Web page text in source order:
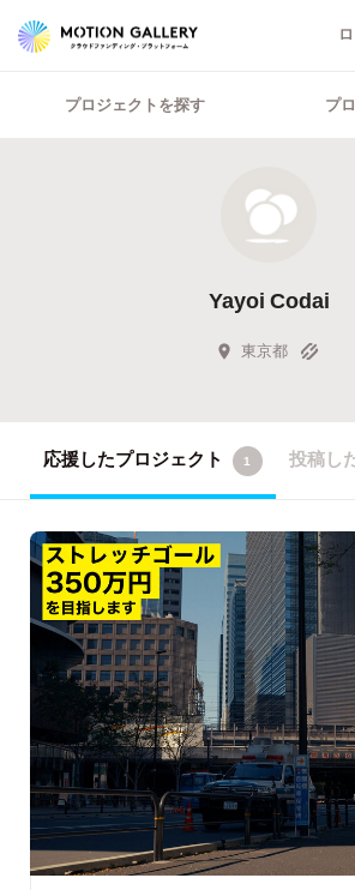
プロジェクトを探す プ
Yayoi Codai
東京都
応援したプロジェクト 1 投稿し